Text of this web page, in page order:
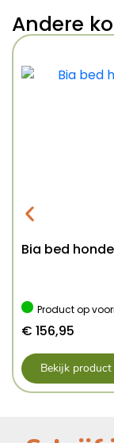
Andere
Bia bed
Product op
€ 156,95
Bekijk product